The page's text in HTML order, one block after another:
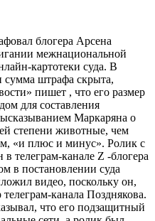
блогера Арсена
межнациональной
картотеки суда. В
сумма штрафа скрыта,
пишет , что его размер
для составления
Маркаряна о
степени животные, чем
«и плюс и минус». Ролик с
телеграм-канале Z -блогера
в постановлении суда
видео, поскольку он,
канала Позднякова.
что его подзащитный